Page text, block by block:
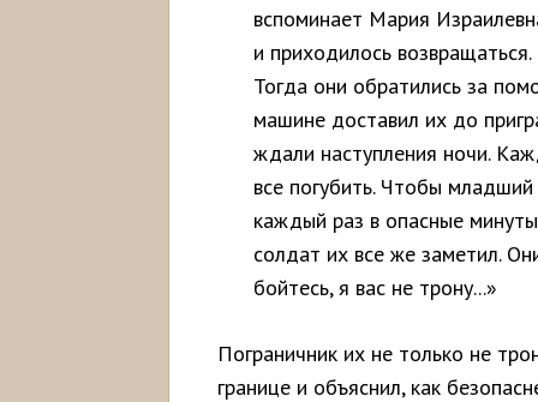
вспоминает Мария
и приходилось возвращаться.
Тогда они обратились за
машине доставил их до
ждали наступления ночи.
все погубить. Чтобы
каждый раз в опасные
солдат их все же заметил.
бойтесь, я вас не трону...»
Пограничник их не только не
границе и объяснил, как